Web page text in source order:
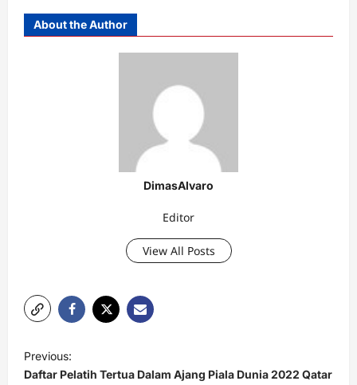
About the Author
DimasAlvaro
Editor
View All Posts
P
o
Previous:
Daftar Pelatih Tertua Dalam Ajang Piala Dunia 2022 Qatar